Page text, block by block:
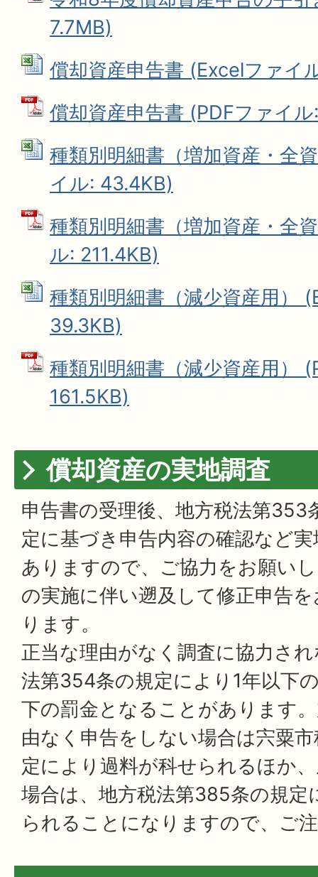
7.7MB)
償却資産申告書 (Excelファイ
償却資産申告書 (PDFファイ
種類別明細書（増加資産・全
イル: 43.4KB)
種類別明細書（増加資産・全
ル: 211.4KB)
種類別明細書（減少資産用）
39.3KB)
種類別明細書（減少資産用）
161.5KB)
償却資産の実地調査
申告書の受理後、地方税法第353
定に基づき申告内容の確認など
ありますので、ご協力をお願い
の実施に伴い遡及して修正申告
ります。
正当な理由がなく調査に協力さ
法第354条の規定により1年以下
下の罰金となることがあります
由なく申告をしない場合は宍粟
定により過料が科せられるほか
場合は、地方税法第385条の規定
られることになりますので、ご